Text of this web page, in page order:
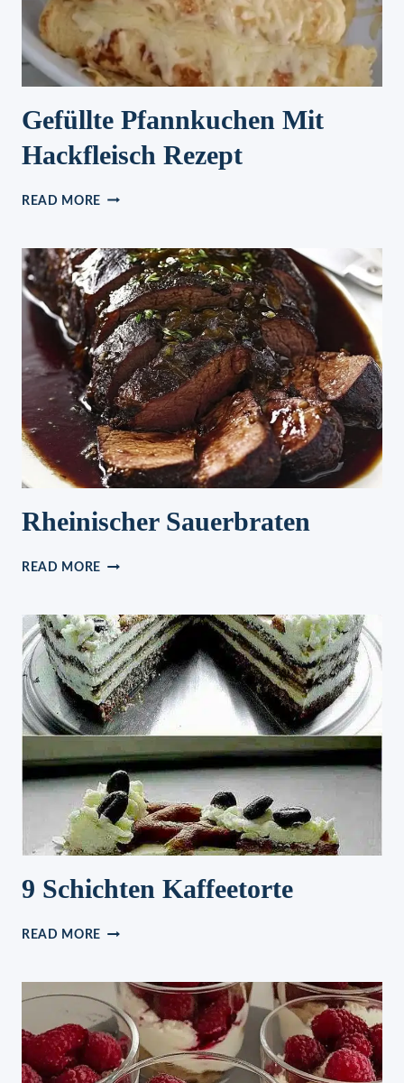
ÜBERRASCHT!
Gefüllte Pfannkuchen Mit
Hackfleisch Rezept
READ MORE GEFÜLLTE
HACKFLEISCH
REZEPT
Rheinischer Sauerbraten
READ MORE RHEINISCHER
9 Schichten Kaffeetorte
READ MORE